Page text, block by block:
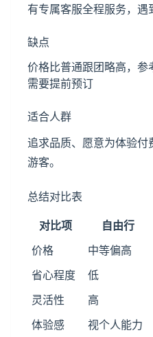
有专属客服全程服务，遇
缺点
价格比普通跟团略高，参
需要提前预订
适合人群
追求品质、愿意为体验付
游客。
总结对比表
对比项 自由行
价格 中等偏高
省心程度 低
灵活性 高
体验感 视个人能力